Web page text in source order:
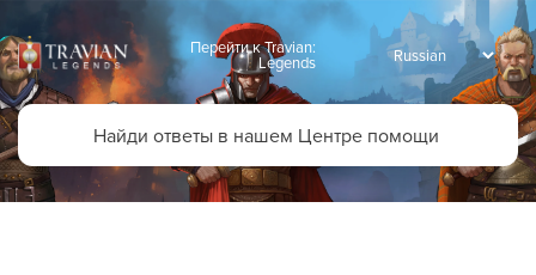
Перейти к Travian:
Legends